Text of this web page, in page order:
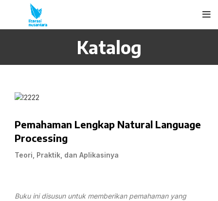
Katalog
Pemahaman Lengkap Natural Language
Processing
Teori, Praktik, dan Aplikasinya
Buku ini disusun untuk memberikan pemahaman yang